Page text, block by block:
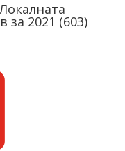
за 2021 (603)